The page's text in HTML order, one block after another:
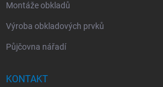
Montáže obkladů
Výroba obkladových prvků
Půjčovna nářadí
KONTAKT